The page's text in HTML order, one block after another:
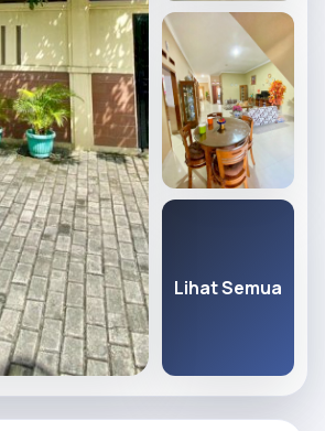
Lihat Semua